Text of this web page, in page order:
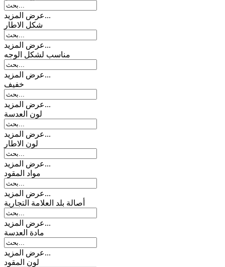
عرض المزيد...
شکل الاطار
عرض المزيد...
مناسب لشكل الوجه
عرض المزيد...
خفیف
عرض المزيد...
لون العدسة
عرض المزيد...
لون الاطار
عرض المزيد...
مواد المقود
عرض المزيد...
أصالة بلد العلامة التجارية
عرض المزيد...
مادة العدسة
عرض المزيد...
لون المقود